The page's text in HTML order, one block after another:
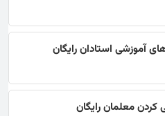
آموزشی استادان رایگان
کردن معلمان رایگان